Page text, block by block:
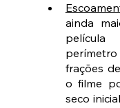
ainda
frações
o filme
seco